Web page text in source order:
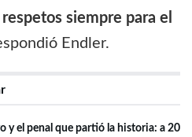
siempre para el
Endler.
y el penal que partió la historia: a 20